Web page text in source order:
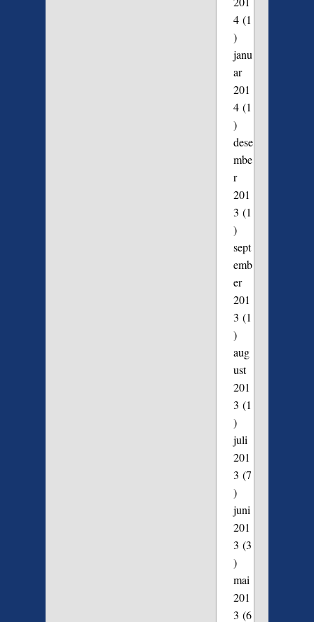
4(1
)
janu
ar
201
4(1
)
dese
mbe
r
201
3 (1
)
sept
emb
er
201
3 (1
)
aug
ust
201
3 (1
)
juli
201
3 (7
)
juni
201
3 (3
)
mai
201
3 (6